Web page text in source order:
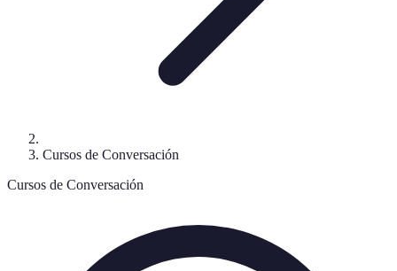
Cursos de Conversación
Cursos de Conversación